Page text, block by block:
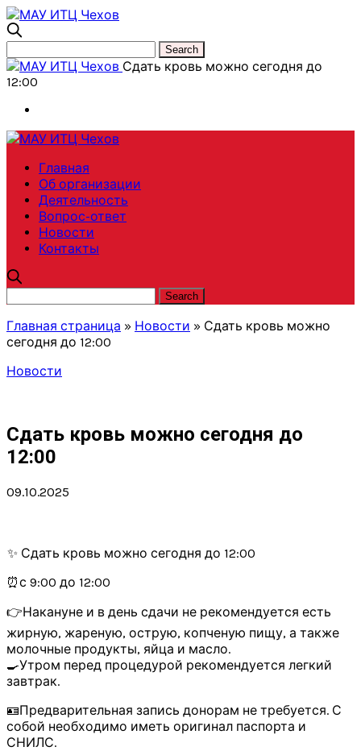
Сдать кровь можно сегодня до
12:00
Главная
Об организации
Деятельность
Вопрос-ответ
Новости
Контакты
Главная страница » Новости » Сдать кровь можно
сегодня до 12:00
Новости
Сдать кровь можно сегодня до
12:00
09.10.2025
✨ Сдать кровь можно сегодня до 12:00
⏰с 9:00 до 12:00
👉Накануне и в день сдачи не рекомендуется есть
жирную, жареную, острую, копченую пищу, а также
молочные продукты, яйца и масло.
🍳Утром перед процедурой рекомендуется легкий
завтрак.
🪪Предварительная запись донорам не требуется. С
собой необходимо иметь оригинал паспорта и
СНИЛС.